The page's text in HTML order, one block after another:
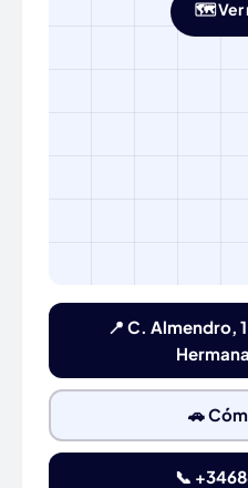
🗺️ Ver
📍 C. Almendro,
🚗
📞